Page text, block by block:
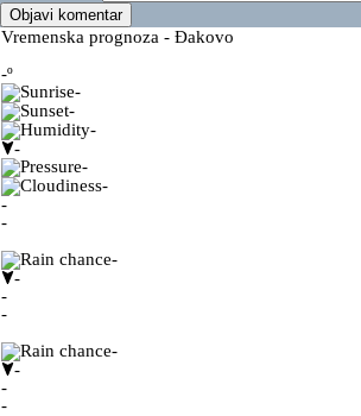
Vremenska prognoza - Đakovo
-º
-
-
-
-
-
-
-
-
-
-
-
-
-
-
-
-